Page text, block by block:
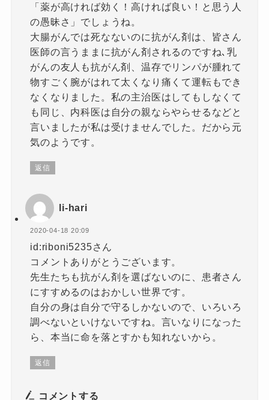
「薬が高ければ効く！高ければ良い！と思う人
の愚昧さ」でしょうね。
大腸がんでは死なないのに抗がん剤は、皆さん
医師の言うままに抗がん剤されるのですね､乳
がんの友人も抗がん剤、温存でリンパが腫れて
物すごく腕がはれて太くなり痛くて運転もでき
なくなりました。私の主治医はしてもしなくて
も同じ、内科医は自分の親ならやらせるなどと
言いましたが私は受けませんでした。だから元
気のようです。
返信
li-hari
2020-04-18 20:09
id:riboni5235さん
コメントありがとうございます。
先生たちも抗がん剤を選ばないのに、患者さん
にすすめるのはおかしい世界です。
自分の身は自分で守るしかないので、いろいろ
調べないといけないですね。言いなりになった
ら、本当に命を落とすかも知れないから。
返信
コメントする